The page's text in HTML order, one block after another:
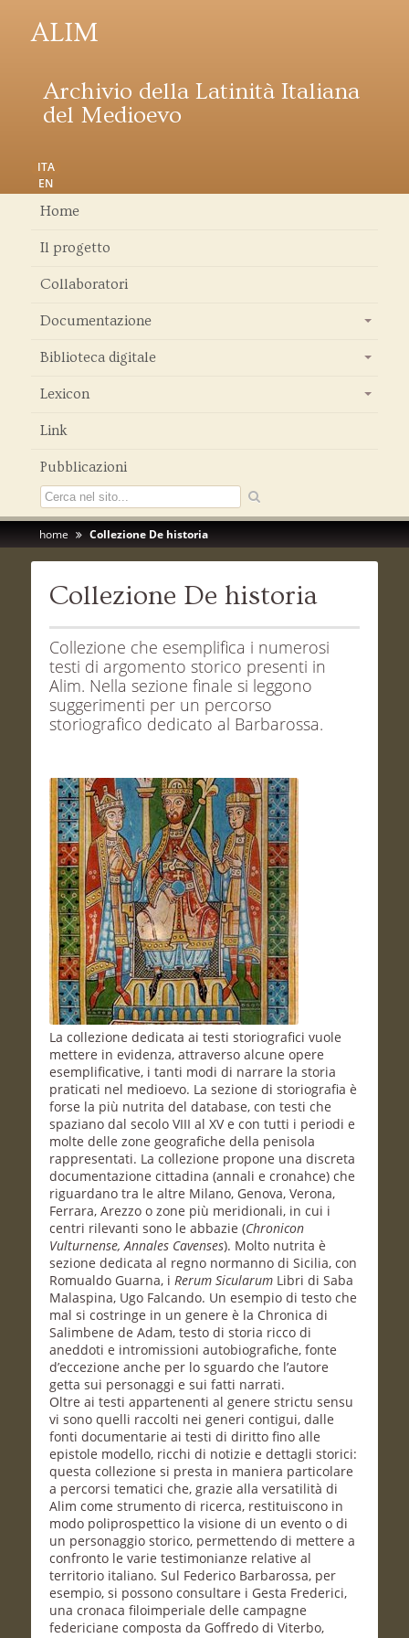
ALIM
Archivio della Latinità Italiana
del Medioevo
ITA
EN
Home
Il progetto
Collaboratori
Documentazione
Biblioteca digitale
Lexicon
Link
Pubblicazioni
home Collezione De historia
Collezione De historia
Collezione che esemplifica i numerosi
testi di argomento storico presenti in
Alim. Nella sezione finale si leggono
suggerimenti per un percorso
storiografico dedicato al Barbarossa.
La collezione dedicata ai testi storiografici vuole
mettere in evidenza, attraverso alcune opere
esemplificative, i tanti modi di narrare la storia
praticati nel medioevo. La sezione di storiografia è
forse la più nutrita del database, con testi che
spaziano dal secolo VIII al XV e con tutti i periodi e
molte delle zone geografiche della penisola
rappresentati. La collezione propone una discreta
documentazione cittadina (annali e cronahce) che
riguardano tra le altre Milano, Genova, Verona,
Ferrara, Arezzo o zone più meridionali, in cui i
centri rilevanti sono le abbazie (Chronicon
Vulturnense, Annales Cavenses). Molto nutrita è
sezione dedicata al regno normanno di Sicilia, con
Romualdo Guarna, i Rerum SicularumLibri di Saba
Malaspina, Ugo Falcando. Un esempio di testo che
mal si costringe in un genere è la Chronica di
Salimbene de Adam, testo di storia ricco di
aneddoti e intromissioni autobiografiche, fonte
d’eccezione anche per lo sguardo che l’autore
getta sui personaggi e sui fatti narrati.
Oltre ai testi appartenenti al genere strictu sensu
vi sono quelli raccolti nei generi contigui, dalle
fonti documentarie ai testi di diritto fino alle
epistole modello, ricchi di notizie e dettagli storici:
questa collezione si presta in maniera particolare
a percorsi tematici che, grazie alla versatilità di
Alim come strumento di ricerca, restituiscono in
modo poliprospettico la visione di un evento o di
un personaggio storico, permettendo di mettere a
confronto le varie testimonianze relative al
territorio italiano. Sul Federico Barbarossa, per
esempio, si possono consultare i Gesta Frederici,
una cronaca filoimperiale delle campagne
federiciane composta da Goffredo di Viterbo,